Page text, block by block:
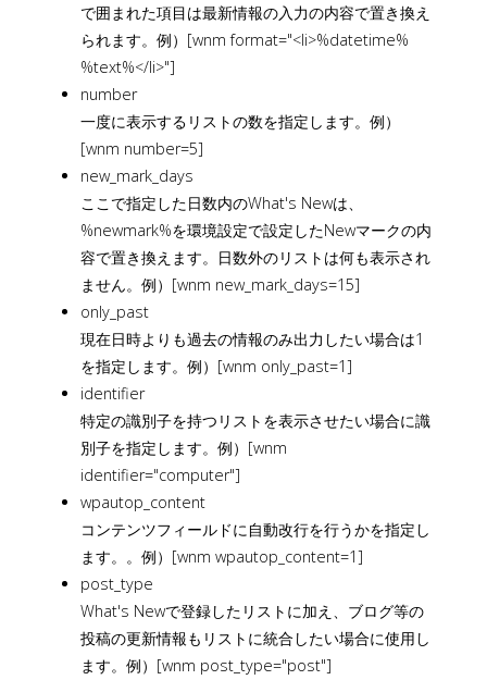
で囲まれた項目は最新情報の入力の内容で置き換え
られます。例）[wnm format="<li>%datetime%
%text%</li>"]
number
一度に表示するリストの数を指定します。例）
[wnm number=5]
new_mark_days
ここで指定した日数内のWhat's Newは、
%newmark%を環境設定で設定したNewマークの内
容で置き換えます。日数外のリストは何も表示され
ません。例）[wnm new_mark_days=15]
only_past
現在日時よりも過去の情報のみ出力したい場合は1
を指定します。例）[wnm only_past=1]
identifier
特定の識別子を持つリストを表示させたい場合に識
別子を指定します。例）[wnm
identifier="computer"]
wpautop_content
コンテンツフィールドに自動改行を行うかを指定し
ます。。例）[wnm wpautop_content=1]
post_type
What's Newで登録したリストに加え、ブログ等の
投稿の更新情報もリストに統合したい場合に使用し
ます。例）[wnm post_type="post"]